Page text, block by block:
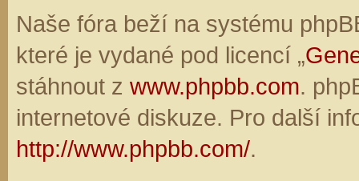
Naše fóra beží na systému
které je vydané pod licencí „
stáhnout z www.phpbb.com.
internetové diskuze. Pro další
http://www.phpbb.com/.